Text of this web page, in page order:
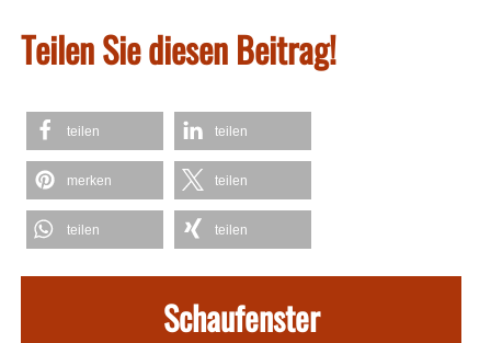
Teilen Sie diesen Beitrag!
teilen teilen
merken teilen
teilen teilen
Schaufenster